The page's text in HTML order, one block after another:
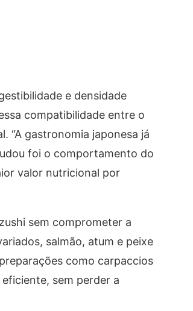
e densidade
compatibilidade entre o
“A gastronomia japonesa já
foi o comportamento do
valor nutricional por
sem comprometer a
salmão, atum e peixe
como carpaccios
sem perder a